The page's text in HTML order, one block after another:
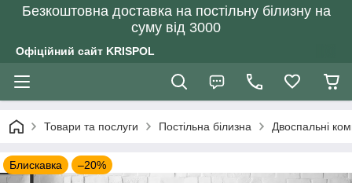
Безкоштовна доставка на постільну білизну на
суму від 3000
Офіційний сайт KRISPOL
Товари та послуги Постільна білизна Двоспальні
Блискавка –20%